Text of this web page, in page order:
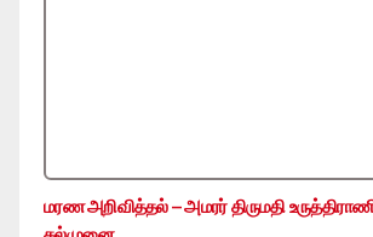
மரண அறிவித்தல் – அமரர் திருமதி